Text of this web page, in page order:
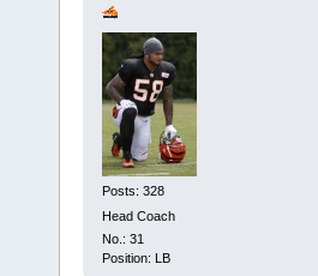
Posts: 328
Head Coach
No.: 31
Position: LB